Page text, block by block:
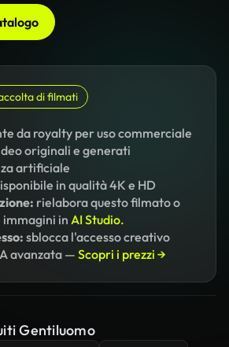
di filmati
da royalty per uso commerciale
originali e generati
artificiale
in qualità 4K e HD
rielabora questo filmato o
immagini inAI Studio.
sblocca l'accesso creativo
avanzata — Scopri i prezzi →
Gentiluomo